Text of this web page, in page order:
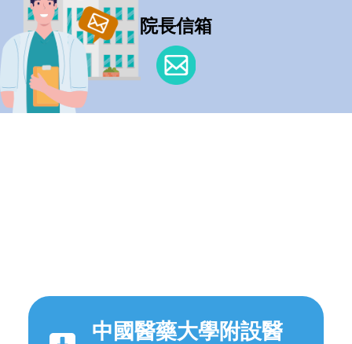
院長信箱
中國醫藥大學附設醫